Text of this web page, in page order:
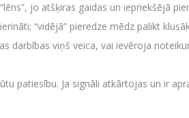
jo atšķiras gaidas un iepriekšējā
“vidējā” pieredze mēdz palikt
darbības viņš veica, vai ievēroja
patiesību. Ja signāli atkārtojas un ir